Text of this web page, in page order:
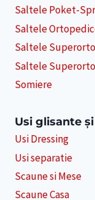
Saltele Poket-
Saltele
Saltele
Saltele
Somiere
Usi glisante
Usi Dressing
Usi separatie
Scaune si Mese
Scaune Casa